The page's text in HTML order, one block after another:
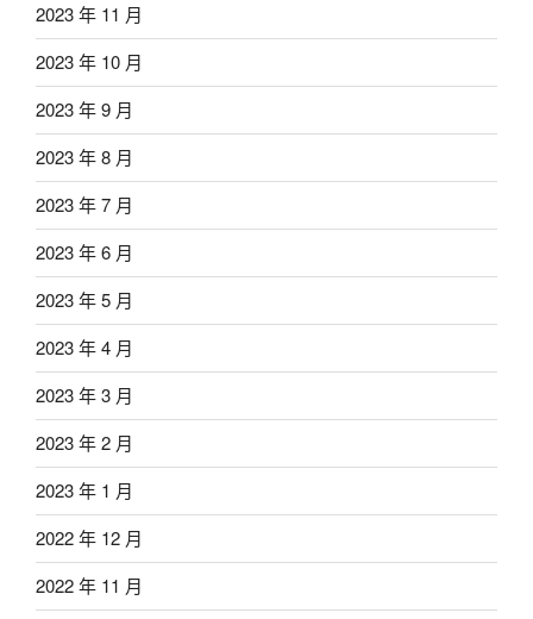
2023 年 11 月
2023 年 10 月
2023 年 9 月
2023 年 8 月
2023 年 7 月
2023 年 6 月
2023 年 5 月
2023 年 4 月
2023 年 3 月
2023 年 2 月
2023 年 1 月
2022 年 12 月
2022 年 11 月